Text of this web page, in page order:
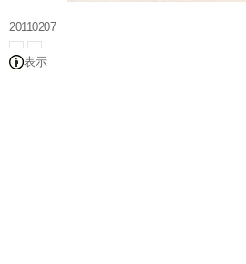
20110207
表示